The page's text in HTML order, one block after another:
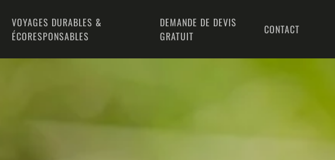
VOYAGES DURABLES &
ÉCORESPONSABLES
DEMANDE DE DEVIS
GRATUIT
CONTACT